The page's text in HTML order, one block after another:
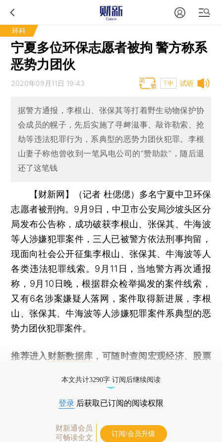
环科
宁夏多位环保志愿者被拘 警方称系
恶势力团伙
试听
2020年09月11日 19:43 T中
据警方通报，李根山、张保其等打着野生动物保护协
会成员的幌子，先后实施了寻衅滋事、敲诈勒索、抢
劫等违法犯罪行为，系典型的恶势力团伙犯罪。李根
山妻子称他曾收到一笔风电公司的“赞助款”，随后退
还了这笔钱
【财新网】（记者 杜偲偲） 多名宁夏中卫环保
志愿者被刑拘。9月9日，中卫市公安局沙坡头区分
局发布公告称，成功破获李根山、张保其、牛海波
等人涉嫌犯罪案件，三人已被警方依法刑事拘留，
现面向社会公开征集李根山、张保其、牛海波等人
各类违法犯罪线索。9月11日，当地警方再次通报
称，9月10日晚，根据群众检举揭发的案件线索，
又有6名涉案嫌疑人落网，案件取得新进展，李根
山、张保其、牛海波等人涉嫌犯罪案件系典型的恶
势力团伙犯罪案件。
推荐进入 财新数据库 ，可随时查阅宏观经济、股票
本文共计3290字 订阅后继续阅读
登录 后获取已订阅的阅读权限
财新通会员
可畅读全文
订阅/会员升级